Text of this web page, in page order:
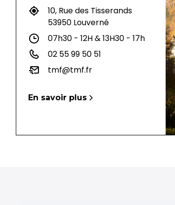
10, Rue des Tisserands
53950 Louverné
07h30 - 12H & 13H30 - 17h
02 55 99 50 51
tmf@tmf.fr
En savoir plus